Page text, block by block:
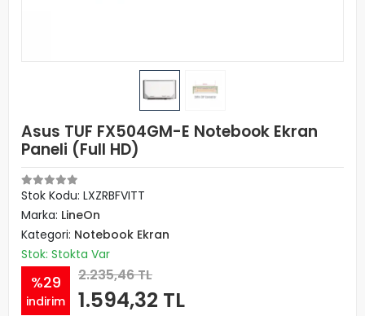
Asus TUF FX504GM-E Notebook Ekran
Paneli (Full HD)
Stok Kodu: LXZRBFVITT
Marka: LineOn
Kategori: Notebook Ekran
Stok: Stokta Var
%29
indirim
2.235,46 TL
1.594,32 TL